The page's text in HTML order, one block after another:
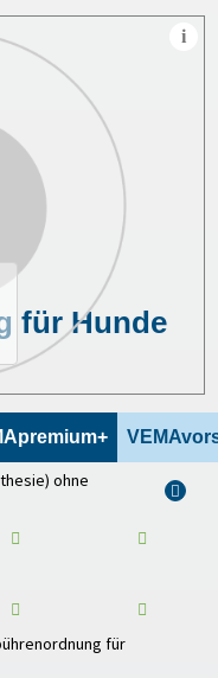
i
für Hunde
ohne
i
für